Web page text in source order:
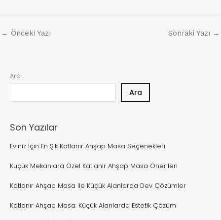
← Önceki Yazı Sonraki Yazı →
Ara
Ara
Son Yazılar
Eviniz İçin En Şık Katlanır Ahşap Masa Seçenekleri
Küçük Mekanlara Özel Katlanır Ahşap Masa Önerileri
Katlanır Ahşap Masa ile Küçük Alanlarda Dev Çözümler
Katlanır Ahşap Masa: Küçük Alanlarda Estetik Çözüm